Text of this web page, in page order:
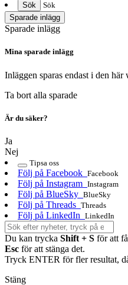
Sök
Sök
Sparade inlägg
Sparade inlägg
Mina sparade inlägg
Inläggen sparas endast i den här
Ta bort alla sparade
Är du säker?
Ja
Nej
Tipsa oss
Följ på Facebook Facebook
Följ på Instagram Instagram
Följ på BlueSky BlueSky
Följ på Threads Threads
Följ på LinkedIn LinkedIn
Du kan trycka Shift + S för att
Esc för att stänga det.
Tryck ENTER för fler resultat,
Stäng